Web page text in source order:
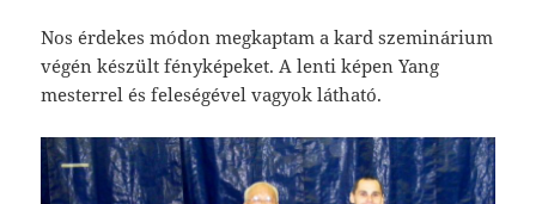
Nos érdekes módon megkaptam a kard szeminárium
végén készült fényképeket. A lenti képen Yang
mesterrel és feleségével vagyok látható.